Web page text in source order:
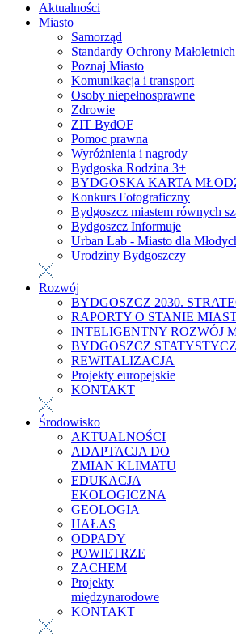
Aktualności
Miasto
Samorząd
Standardy Ochrony Małoletnich
Poznaj Miasto
Komunikacja i transport
Osoby niepełnosprawne
Zdrowie
ZIT BydOF
Pomoc prawna
Wyróżnienia i nagrody
Bydgoska Rodzina 3+
BYDGOSKA KARTA
Konkurs Fotograficzny
Bydgoszcz miastem równych
Bydgoszcz Informuje
Urban Lab - Miasto dla
Urodziny Bydgoszczy
Rozwój
BYDGOSZCZ 2030.
RAPORTY O STANIE
INTELIGENTNY ROZWÓJ
BYDGOSZCZ
REWITALIZACJA
Projekty europejskie
KONTAKT
Środowisko
AKTUALNOŚCI
ADAPTACJA DO
ZMIAN KLIMATU
EDUKACJA
EKOLOGICZNA
GEOLOGIA
HAŁAS
ODPADY
POWIETRZE
ZACHEM
Projekty
międzynarodowe
KONTAKT